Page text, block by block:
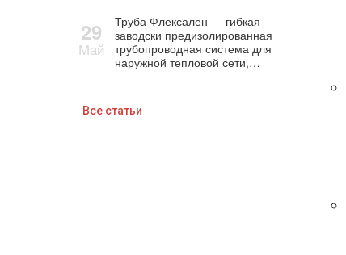
29
Май
Труба Флексален — гибкая
заводски предизолированная
трубопроводная система для
наружной тепловой сети,…
Все статьи